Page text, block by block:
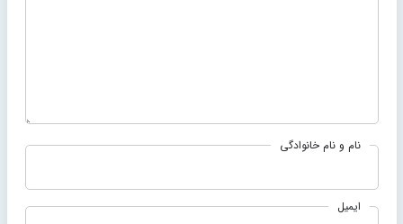
نام و نام خانوادگی
ایمیل